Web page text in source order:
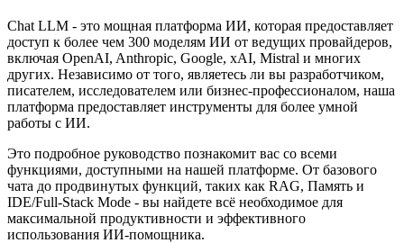
Chat LLM - это мощная платформа ИИ, которая предоставляет
доступ к более чем 300 моделям ИИ от ведущих провайдеров,
включая OpenAI, Anthropic, Google, xAI, Mistral и многих
других. Независимо от того, являетесь ли вы разработчиком,
писателем, исследователем или бизнес-профессионалом, наша
платформа предоставляет инструменты для более умной
работы с ИИ.
Это подробное руководство познакомит вас со всеми
функциями, доступными на нашей платформе. От базового
чата до продвинутых функций, таких как RAG, Память и
IDE/Full-Stack Mode - вы найдете всё необходимое для
максимальной продуктивности и эффективного
использования ИИ-помощника.